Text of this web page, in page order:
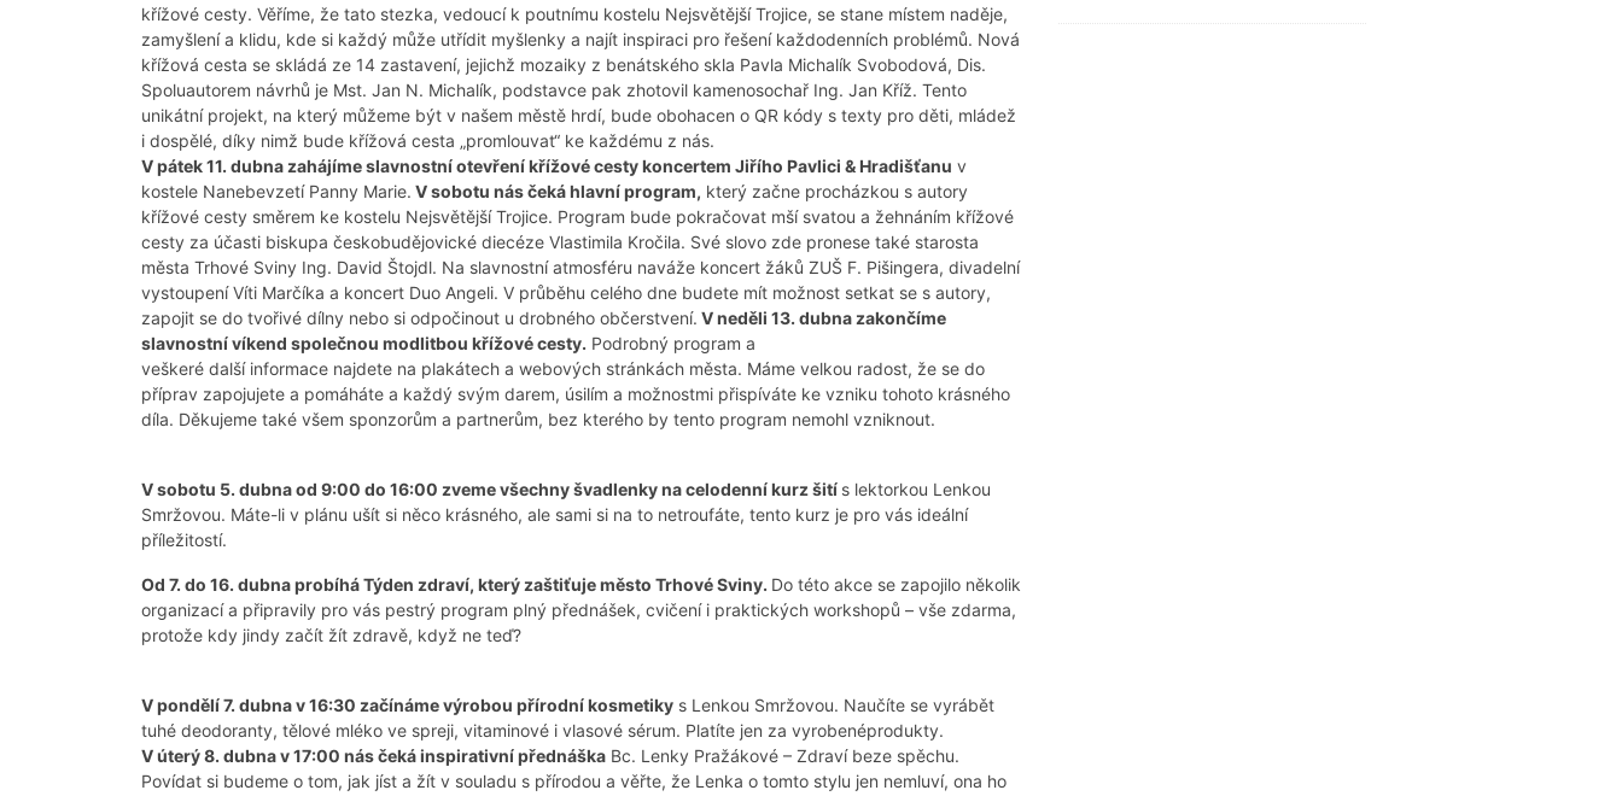
křížové cesty. Věříme, že tato stezka, vedoucí k poutnímu kostelu Nejsvětější Trojice, se stane místem naděje,
zamyšlení a klidu, kde si každý může utřídit myšlenky a najít inspiraci pro řešení každodenních problémů. Nová
křížová cesta se skládá ze 14 zastavení, jejichž mozaiky z benátského skla Pavla Michalík Svobodová, Dis.
Spoluautorem návrhů je Mst. Jan N. Michalík, podstavce pak zhotovil kamenosochař Ing. Jan Kříž. Tento
unikátní projekt, na který můžeme být v našem městě hrdí, bude obohacen o QR kódy s texty pro děti, mládež
i dospělé, díky nimž bude křížová cesta „promlouvat“ ke každému z nás.
V pátek 11. dubna zahájíme slavnostní otevření křížové cesty koncertem Jiřího Pavlici & Hradišťanu v
kostele Nanebevzetí Panny Marie. V sobotu nás čeká hlavní program, který začne procházkou s autory
křížové cesty směrem ke kostelu Nejsvětější Trojice. Program bude pokračovat mší svatou a žehnáním křížové
cesty za účasti biskupa českobudějovické diecéze Vlastimila Kročila. Své slovo zde pronese také starosta
města Trhové Sviny Ing. David Štojdl. Na slavnostní atmosféru naváže koncert žáků ZUŠ F. Pišingera, divadelní
vystoupení Víti Marčíka a koncert Duo Angeli. V průběhu celého dne budete mít možnost setkat se s autory,
zapojit se do tvořivé dílny nebo si odpočinout u drobného občerstvení. V neděli 13. dubna zakončíme
slavnostní víkend společnou modlitbou křížové cesty. Podrobný program a
veškeré další informace najdete na plakátech a webových stránkách města. Máme velkou radost, že se do
příprav zapojujete a pomáháte a každý svým darem, úsilím a možnostmi přispíváte ke vzniku tohoto krásného
díla. Děkujeme také všem sponzorům a partnerům, bez kterého by tento program nemohl vzniknout.
V sobotu 5. dubna od 9:00 do 16:00 zveme všechny švadlenky na celodenní kurz šití s lektorkou Lenkou
Smržovou. Máte-li v plánu ušít si něco krásného, ale sami si na to netroufáte, tento kurz je pro vás ideální
příležitostí.
Od 7. do 16. dubna probíhá Týden zdraví, který zaštiťuje město Trhové Sviny. Do této akce se zapojilo několik
organizací a připravily pro vás pestrý program plný přednášek, cvičení i praktických workshopů – vše zdarma,
protože kdy jindy začít žít zdravě, když ne teď?
V pondělí 7. dubna v 16:30 začínáme výrobou přírodní kosmetiky s Lenkou Smržovou. Naučíte se vyrábět
tuhé deodoranty, tělové mléko ve spreji, vitaminové i vlasové sérum. Platíte jen za vyrobenéprodukty.
V úterý 8. dubna v 17:00 nás čeká inspirativní přednáška Bc. Lenky Pražákové – Zdraví beze spěchu.
Povídat si budeme o tom, jak jíst a žít v souladu s přírodou a věřte, že Lenka o tomto stylu jen nemluví, ona ho